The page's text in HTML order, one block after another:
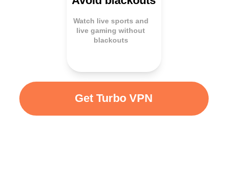
Watch live sports and
live gaming without
blackouts
Get Turbo VPN